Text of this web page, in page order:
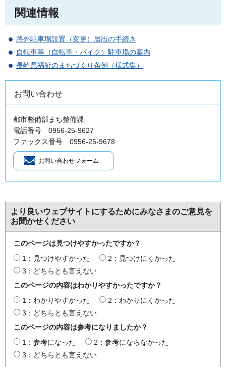
関連情報
路外駐車場設置（変更）届出の手続き
自転車等（自転車・バイク）駐車場の案内
長崎県福祉のまちづくり条例（様式集）
お問い合わせ
都市整備部まち整備課
電話番号 0956-25-9627
ファックス番号 0956-25-9678
より良いウェブサイトにするためにみなさまのご意見を
お聞かせください
このページは見つけやすかったですか？
1：見つけやすかった
2：見つけにくかった
3：どちらとも言えない
このページの内容はわかりやすかったですか？
1：わかりやすかった
2：わかりにくかった
3：どちらとも言えない
このページの内容は参考になりましたか？
1：参考になった
2：参考にならなかった
3：どちらとも言えない